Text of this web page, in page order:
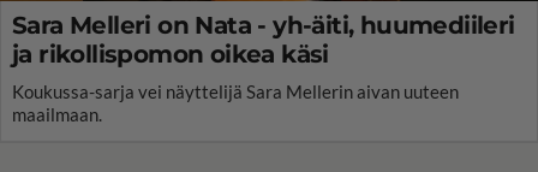
Sara Melleri on Nata - yh-äiti, huumediileri
ja rikollispomon oikea käsi
Koukussa-sarja vei näyttelijä Sara Mellerin aivan uuteen
maailmaan.